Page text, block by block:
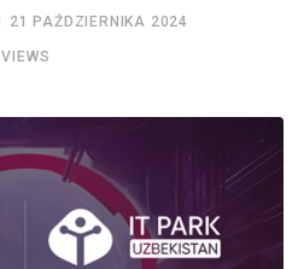
21 PAŹDZIERNIKA 2024
VIEWS